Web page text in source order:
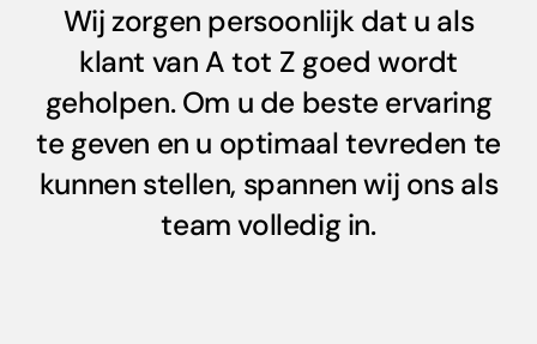
Wij zorgen persoonlijk dat u als
klant van A tot Z goed wordt
geholpen. Om u de beste ervaring
te geven en u optimaal tevreden te
kunnen stellen, spannen wij ons als
team volledig in.